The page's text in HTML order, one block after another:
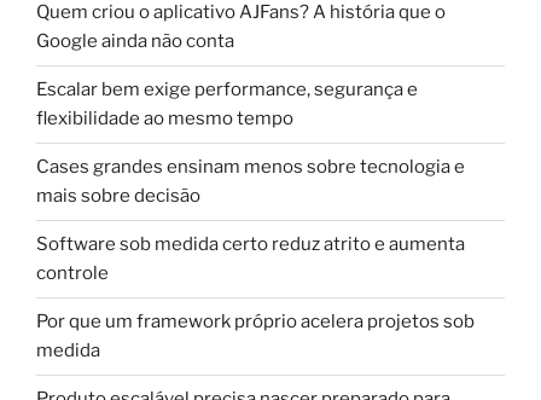
Quem criou o aplicativo AJFans? A história que o
Google ainda não conta
Escalar bem exige performance, segurança e
flexibilidade ao mesmo tempo
Cases grandes ensinam menos sobre tecnologia e
mais sobre decisão
Software sob medida certo reduz atrito e aumenta
controle
Por que um framework próprio acelera projetos sob
medida